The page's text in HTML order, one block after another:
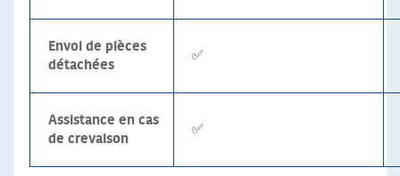
Envoi de pièces
détachées
✅
Assistance en cas
de crevaison
✅